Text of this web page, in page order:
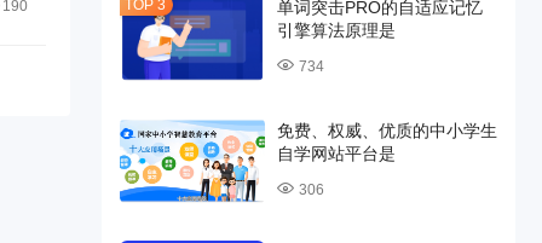
190
单词突击PRO的自适应记忆
引擎算法原理是
734
免费、权威、优质的中小学生
自学网站平台是
306